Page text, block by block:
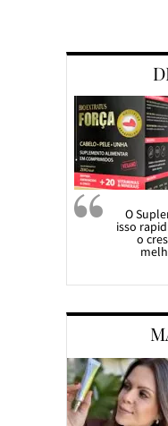
O
isso
o